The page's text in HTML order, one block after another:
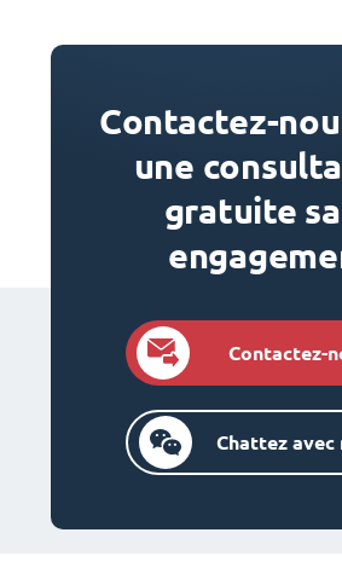
Contactez-
une
gratuite
Contactez-
Chattez avec